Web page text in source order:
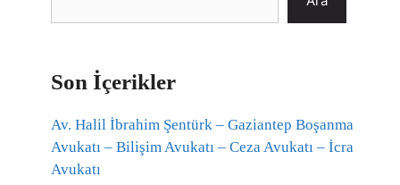
Son İçerikler
Av. Halil İbrahim Şentürk – Gaziantep Boşanma
Avukatı – Bilişim Avukatı – Ceza Avukatı – İcra
Avukatı